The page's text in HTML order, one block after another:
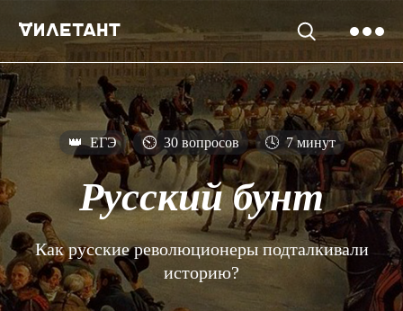
👑 ЕГЭ ⏲ 30 вопросов 🕓 7 минут
Русский бунт
Как русские революционеры подталкивали
историю?